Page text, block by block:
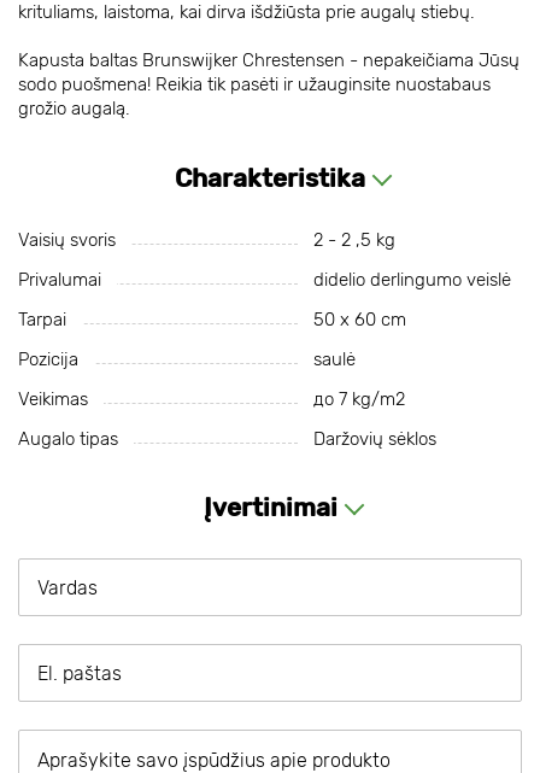
krituliams, laistoma, kai dirva išdžiūsta prie augalų stiebų.
Kapusta baltas Brunswijker Chrestensen - nepakeičiama Jūsų
sodo puošmena! Reikia tik pasėti ir užauginsite nuostabaus
grožio augalą.
Charakteristika
Vaisių svoris
2 - 2 ,5 kg
Privalumai
didelio derlingumo veislė
Tarpai
50 х 60 cm
Pozicija
saulė
Veikimas
до 7 kg/m2
Augalo tipas
Daržovių sėklos
Įvertinimai